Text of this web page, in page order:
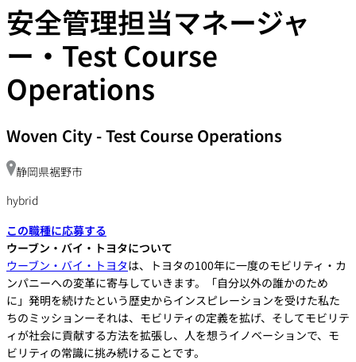
安全管理担当マネージャ
ー・Test Course
Operations
Woven City -Test Course Operations
静岡県裾野市
hybrid
この職種に応募する
ウーブン・バイ・トヨタについて
ウーブン・バイ・トヨタは、トヨタの100年に一度のモビリティ・カ
ンパニーへの変革に寄与していきます。「自分以外の誰かのため
に」発明を続けたという歴史からインスピレーションを受けた私た
ちのミッションーそれは、モビリティの定義を拡げ、そしてモビリテ
ィが社会に貢献する方法を拡張し、人を想うイノベーションで、モ
ビリティの常識に挑み続けることです。